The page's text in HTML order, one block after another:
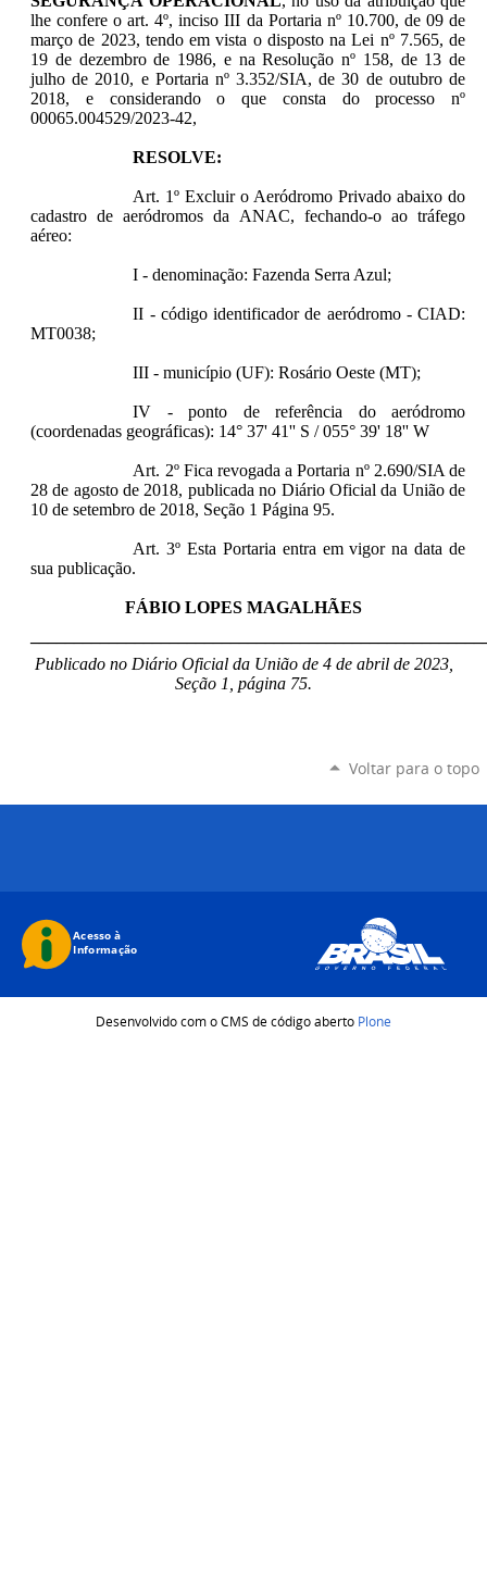
lhe confere o art. 4º, inciso III da Portaria nº 10.700, de 09 de
março de 2023, tendo em vista o disposto na Lei nº 7.565, de
19 de dezembro de 1986, e na Resolução nº 158, de 13 de
julho de 2010, e Portaria nº 3.352/SIA, de 30 de outubro de
2018, e considerando o que consta do processo nº
00065.004529/2023-42,
RESOLVE:
Art. 1º Excluir o Aeródromo Privado abaixo do
cadastro de aeródromos da ANAC, fechando-o ao tráfego
aéreo:
I - denominação: Fazenda Serra Azul;
II - código identificador de aeródromo - CIAD:
MT0038;
III - município (UF): Rosário Oeste (MT);
IV - ponto de referência do aeródromo
(coordenadas geográficas): 14° 37' 41'' S / 055° 39' 18'' W
Art. 2º Fica revogada a Portaria nº 2.690/SIA de
28 de agosto de 2018, publicada no Diário Oficial da União de
10 de setembro de 2018, Seção 1 Página 95.
Art. 3º Esta Portaria entra em vigor na data de
sua publicação.
FÁBIO LOPES MAGALHÃES
Publicado no Diário Oficial da União de 4 de abril de 2023,
Seção 1, página 75.
Voltar para o topo
Desenvolvido com o CMS de código aberto Plone